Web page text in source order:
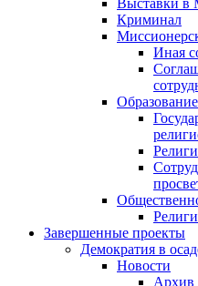
Выставки в
Криминал
Иная
Завершенные проекты
Демократия в
Новости
Архив